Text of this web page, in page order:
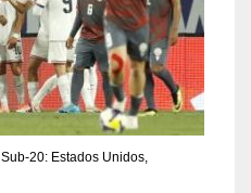
20: Estados Unidos,